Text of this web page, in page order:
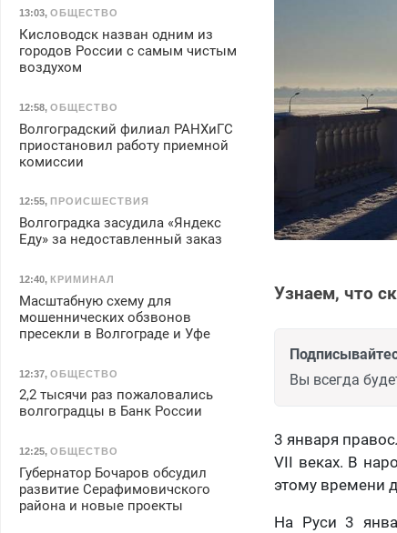
Узнаем, что
Вы всегда
3 января
VII веках. В
этому времени
На Руси 3
13:03, ОБЩЕСТВО
Кисловодск назван одним из
городов России с самым чистым
воздухом
12:58, ОБЩЕСТВО
Волгоградский филиал РАНХиГС
приостановил работу приемной
комиссии
12:55, ПРОИСШЕСТВИЯ
Волгоградка засудила «Яндекс
Еду» за недоставленный заказ
12:40, КРИМИНАЛ
Масштабную схему для
мошеннических обзвонов
пресекли в Волгограде и Уфе
12:37, ОБЩЕСТВО
2,2 тысячи раз пожаловались
волгоградцы в Банк России
12:25, ОБЩЕСТВО
Губернатор Бочаров обсудил
развитие Серафимовичского
района и новые проекты